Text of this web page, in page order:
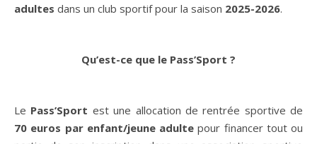
adultes dans un club sportif pour la saison 2025-2026.
Qu’est-ce que le Pass’Sport ?
Le Pass’Sport est une allocation de rentrée sportive de
70 euros par enfant/jeune adulte pour financer tout ou